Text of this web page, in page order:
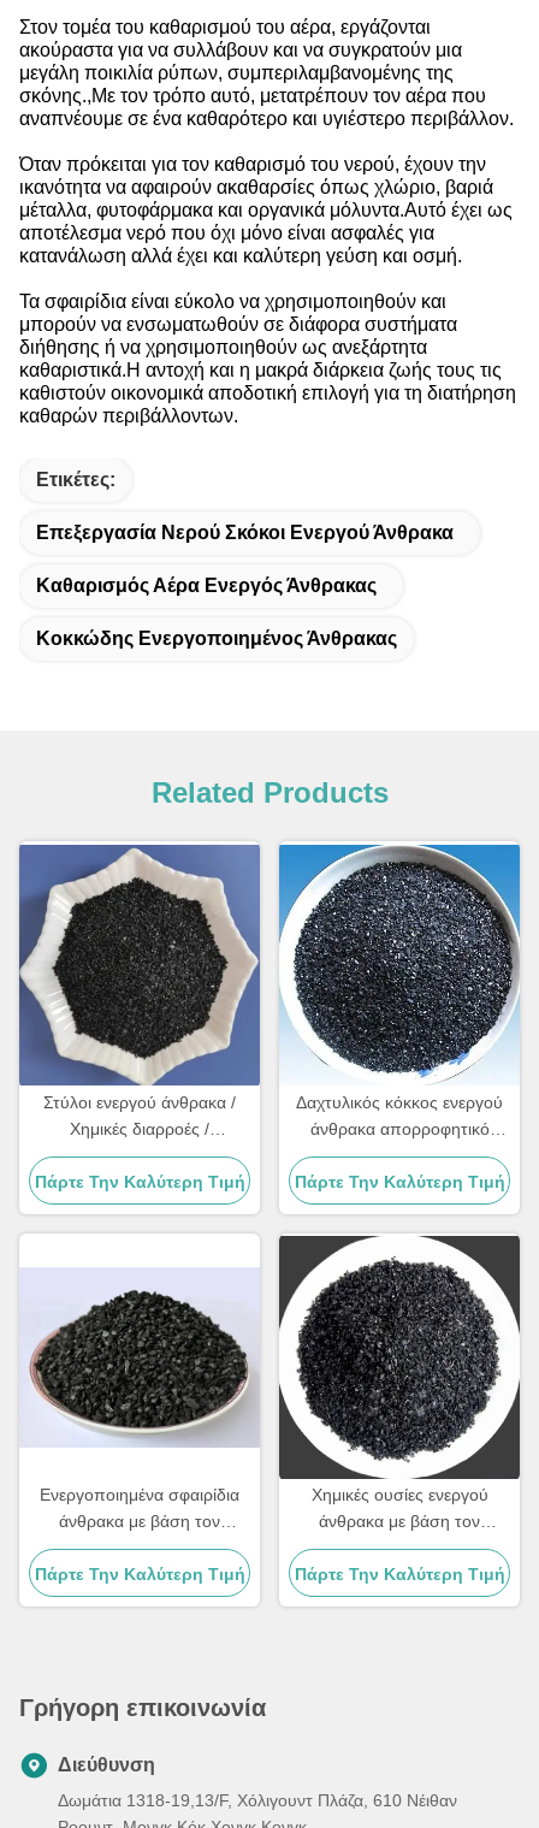
Στον τομέα του καθαρισμού του αέρα, εργάζονται
ακούραστα για να συλλάβουν και να συγκρατούν μια
μεγάλη ποικιλία ρύπων, συμπεριλαμβανομένης της
σκόνης.,Με τον τρόπο αυτό, μετατρέπουν τον αέρα που
αναπνέουμε σε ένα καθαρότερο και υγιέστερο περιβάλλον.
Όταν πρόκειται για τον καθαρισμό του νερού, έχουν την
ικανότητα να αφαιρούν ακαθαρσίες όπως χλώριο, βαριά
μέταλλα, φυτοφάρμακα και οργανικά μόλυντα.Αυτό έχει ως
αποτέλεσμα νερό που όχι μόνο είναι ασφαλές για
κατανάλωση αλλά έχει και καλύτερη γεύση και οσμή.
Τα σφαιρίδια είναι εύκολο να χρησιμοποιηθούν και
μπορούν να ενσωματωθούν σε διάφορα συστήματα
διήθησης ή να χρησιμοποιηθούν ως ανεξάρτητα
καθαριστικά.Η αντοχή και η μακρά διάρκεια ζωής τους τις
καθιστούν οικονομικά αποδοτική επιλογή για τη διατήρηση
καθαρών περιβάλλοντων.
Ετικέτες:
Επεξεργασία Νερού Σκόκοι Ενεργού Άνθρακα
Καθαρισμός Αέρα Ενεργός Άνθρακας
Κοκκώδης Ενεργοποιημένος Άνθρακας
Related Products
Στύλοι ενεργού άνθρακα /
Χημικές διαρροές /
Απομάκρυνση χρώματος
Πάρτε Την Καλύτερη Τιμή
Δαχτυλικός κόκκος ενεργού
άνθρακα απορροφητικό
περιβαλλοντική βιωσιμότητα
Πάρτε Την Καλύτερη Τιμή
Ενεργοποιημένα σφαιρίδια
άνθρακα με βάση τον
άνθρακα
Πάρτε Την Καλύτερη Τιμή
Χημικές ουσίες ενεργού
άνθρακα με βάση τον
άνθρακα
Πάρτε Την Καλύτερη Τιμή
Γρήγορη επικοινωνία
Διεύθυνση
Δωμάτια 1318-19,13/F, Χόλιγουντ Πλάζα, 610 Νέιθαν